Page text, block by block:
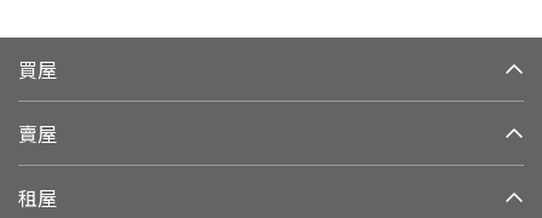
買屋
賣屋
租屋